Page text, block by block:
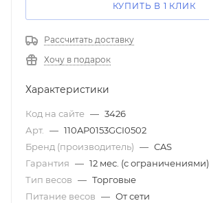
КУПИТЬ В 1 КЛИК
Рассчитать доставку
Хочу в подарок
Характеристики
Код на сайте — 3426
Арт. — 110AP0153GCI0502
Бренд (производитель) — CAS
Гарантия — 12 мес. (с ограничениями)
Тип весов — Торговые
Питание весов — От сети